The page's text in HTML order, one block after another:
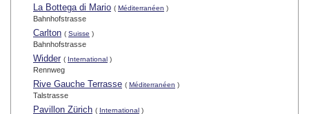
La Bottega di Mario ( Méditerranéen )
Bahnhofstrasse
Carlton ( Suisse )
Bahnhofstrasse
Widder ( International )
Rennweg
Rive Gauche Terrasse ( Méditerranéen )
Talstrasse
Pavillon Zürich ( International )